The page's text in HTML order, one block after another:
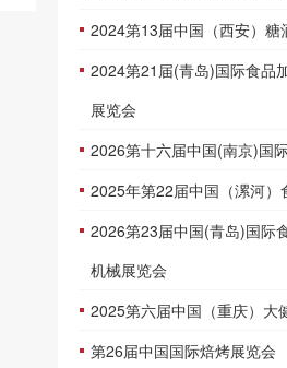
2024第13届中国（西安）糖
2024第21届(青岛)国际食品
展览会
2026第十六届中国(南京)国
2025年第22届中国（漯河）
2026第23届中国(青岛)国际
机械展览会
2025第六届中国（重庆）大
第26届中国国际焙烤展览会